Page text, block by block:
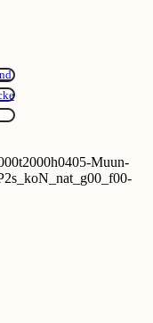
Muun-